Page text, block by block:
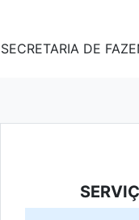
SECRETARIA DE